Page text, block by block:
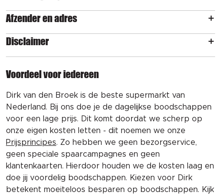
Afzender en adres
Disclaimer
Voordeel voor iedereen
Dirk van den Broek is de beste supermarkt van
Nederland. Bij ons doe je de dagelijkse boodschappen
voor een lage prijs. Dit komt doordat we scherp op
onze eigen kosten letten - dit noemen we onze
Prijsprincipes. Zo hebben we geen bezorgservice,
geen speciale spaarcampagnes en geen
klantenkaarten. Hierdoor houden we de kosten laag en
doe jij voordelig boodschappen. Kiezen voor Dirk
betekent moeiteloos besparen op boodschappen. Kijk